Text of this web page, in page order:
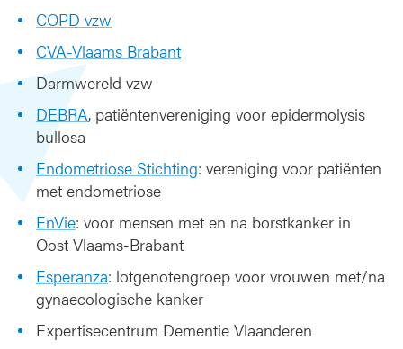
COPD vzw
CVA-Vlaams Brabant
Darmwereld vzw
DEBRA, patiëntenvereniging voor epidermolysis
bullosa
Endometriose Stichting: vereniging voor patiënten
met endometriose
EnVie: voor mensen met en na borstkanker in
Oost Vlaams-Brabant
Esperanza: lotgenotengroep voor vrouwen met/na
gynaecologische kanker
Expertisecentrum Dementie Vlaanderen